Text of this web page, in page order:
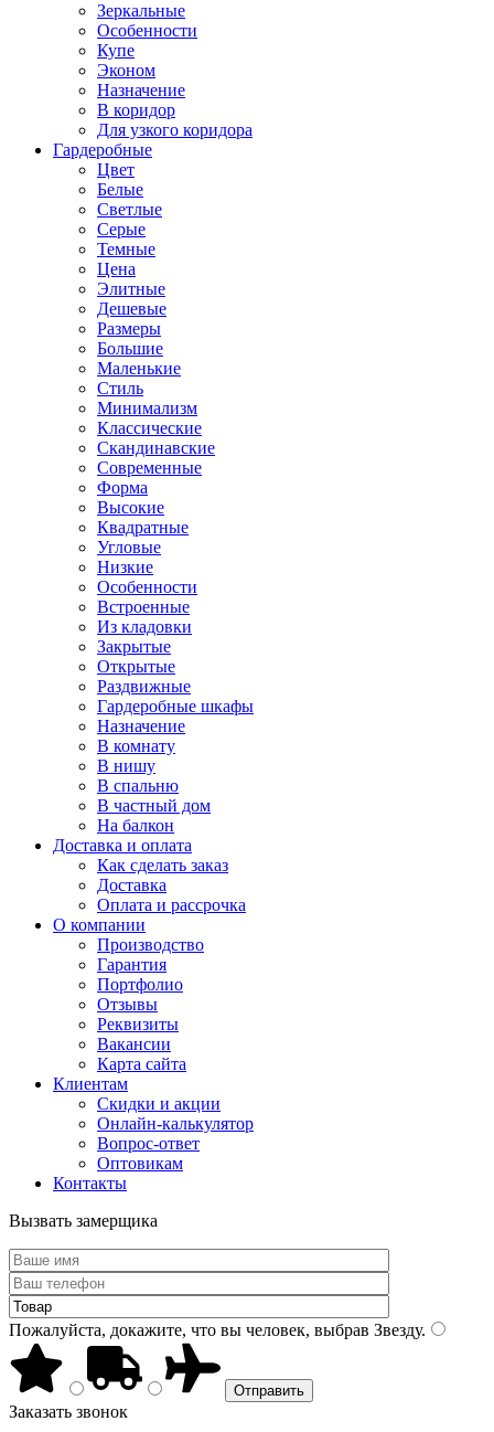
Зеркальные
Особенности
Купе
Эконом
Назначение
В коридор
Для узкого коридора
Гардеробные
Цвет
Белые
Светлые
Серые
Темные
Цена
Элитные
Дешевые
Размеры
Большие
Маленькие
Стиль
Минимализм
Классические
Скандинавские
Современные
Форма
Высокие
Квадратные
Угловые
Низкие
Особенности
Встроенные
Из кладовки
Закрытые
Открытые
Раздвижные
Гардеробные шкафы
Назначение
В комнату
В нишу
В спальню
В частный дом
На балкон
Доставка и оплата
Как сделать заказ
Доставка
Оплата и рассрочка
О компании
Производство
Гарантия
Портфолио
Отзывы
Реквизиты
Вакансии
Карта сайта
Клиентам
Скидки и акции
Онлайн-калькулятор
Вопрос-ответ
Оптовикам
Контакты
Вызвать замерщика
Пожалуйста, докажите, что вы человек, выбрав Звезду.
Заказать звонок